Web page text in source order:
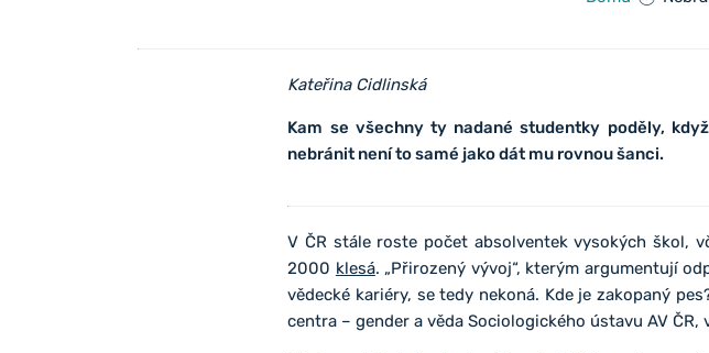
Kateřina Cidlinská
Kam se všechny ty nadané studentky poděly,
nebránit není to samé jako dát mu rovnou šanci.
V ČR stále roste počet absolventek vysokých škol,
2000 klesá. „Přirozený vývoj“, kterým argumentují
vědecké kariéry, se tedy nekoná. Kde je zakopaný
centra – gender a věda Sociologického ústavu AV ČR,